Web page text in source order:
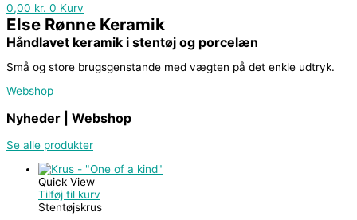
0,00 kr. 0 Kurv
Else Rønne Keramik
Håndlavet keramik i stentøj og porcelæn
Små og store brugsgenstande med vægten på det enkle udtryk.
Webshop
Nyheder | Webshop
Se alle produkter
Quick View
Tilføj til kurv
Stentøjskrus